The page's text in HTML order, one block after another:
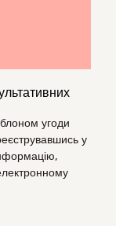
угоди
у